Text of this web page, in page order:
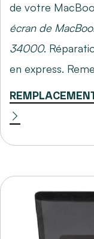
de votre
écran de
34000.
en express.